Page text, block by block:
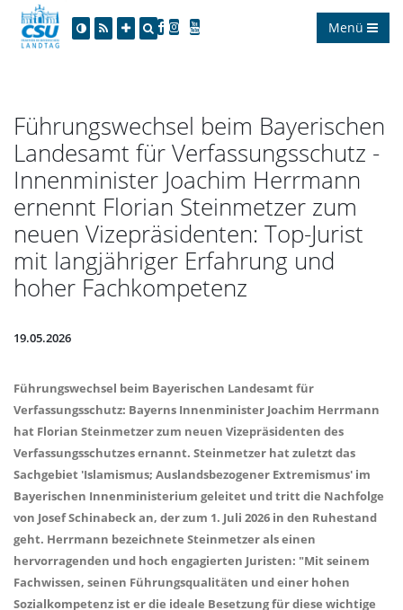
Menü
Führungswechsel beim Bayerischen
Landesamt für Verfassungsschutz -
Innenminister Joachim Herrmann
ernennt Florian Steinmetzer zum
neuen Vizepräsidenten: Top-Jurist
mit langjähriger Erfahrung und
hoher Fachkompetenz
19.05.2026
Führungswechsel beim Bayerischen Landesamt für
Verfassungsschutz: Bayerns Innenminister Joachim Herrmann
hat Florian Steinmetzer zum neuen Vizepräsidenten des
Verfassungsschutzes ernannt. Steinmetzer hat zuletzt das
Sachgebiet 'Islamismus; Auslandsbezogener Extremismus' im
Bayerischen Innenministerium geleitet und tritt die Nachfolge
von Josef Schinabeck an, der zum 1. Juli 2026 in den Ruhestand
geht. Herrmann bezeichnete Steinmetzer als einen
hervorragenden und hoch engagierten Juristen: "Mit seinem
Fachwissen, seinen Führungsqualitäten und einer hohen
Sozialkompetenz ist er die ideale Besetzung für diese wichtige